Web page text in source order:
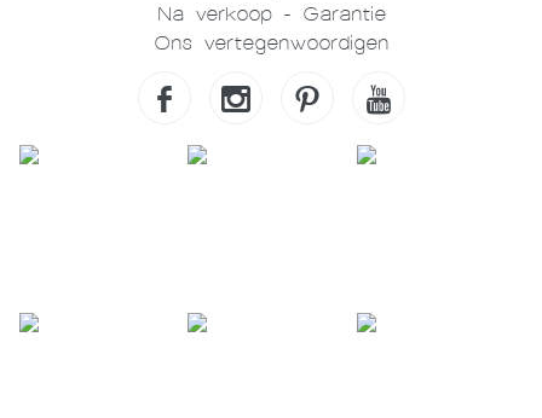
Na verkoop - Garantie
Ons vertegenwoordigen